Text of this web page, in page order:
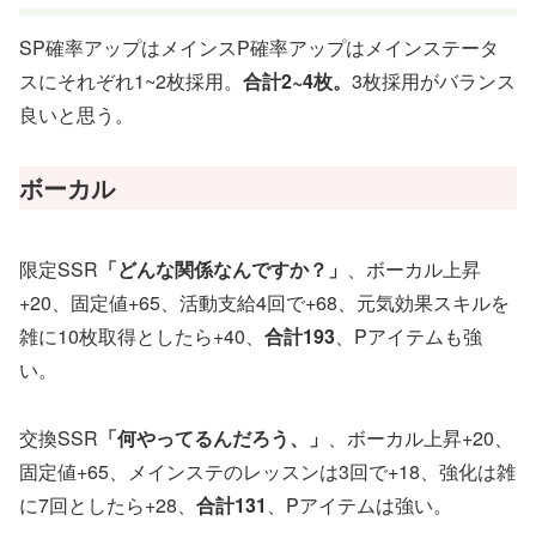
SP確率アップはメインスP確率アップはメインステータ
スにそれぞれ1~2枚採用。 合計2~4枚。 3枚採用がバランス
良いと思う。
ボーカル
限定SSR 「どんな関係なんですか？」 、ボーカル上昇
+20、固定値+65、活動支給4回で+68、元気効果スキルを
雑に10枚取得としたら+40、 合計193、Pアイテムも強
い。
交換SSR 「何やってるんだろう、」 、ボーカル上昇+20、
固定値+65、メインステのレッスンは3回で+18、強化は雑
に7回としたら+28、 合計131 、Pアイテムは強い。